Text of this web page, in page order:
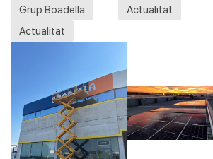
Grup Boadella
Actualitat
Actualitat